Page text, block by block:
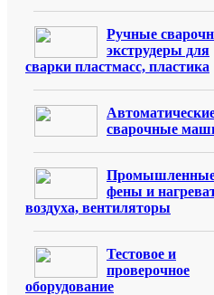
Ручные
экструдеры для
сварки пластмасс, пластика
сварочные
фены и
воздуха, вентиляторы
Тестовое и
проверочное
оборудование